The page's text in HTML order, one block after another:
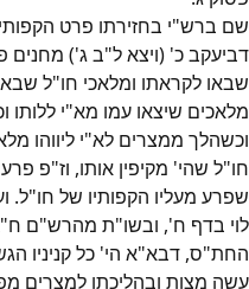
שם ברש"י בחזירתו פרט
דביעקב כ' (ויצא ל"ב ג')
שבאו לקראתו ומלאכי חו"ל
מלאכים שיצאו עמו מא"י ללותו
וכשהלך ממצרים לא"י ליווהו
חו"ל שהי' מקיפין אותו, וז"פ
שפרע מעליו הקפותיו של חו"ל.
לוי בדף ח', ובשו"ת מהרש"ם
החת"ס, דבא"א הי' כל קניניו
עשה מצות ובהליכתו למצרים